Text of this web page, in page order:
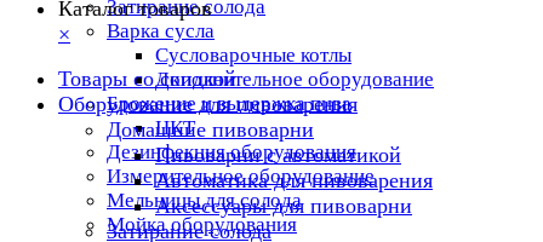
Затирание солода
Варка сусла
Cусловарочные котлы
Дополнительное оборудование
Брожение и выдержка пива
ЦКТ
Дезинфекция оборудования
Измерительное оборудование
Мельницы для солода
Мойка оборудования
Каталог товаров
×
Товары со скидкой
Оборудование для пивоварения
Домашние пивоварни
Пивоварни с автоматикой
Автоматика для пивоварения
Аксессуары для пивоварни
Затирание солода